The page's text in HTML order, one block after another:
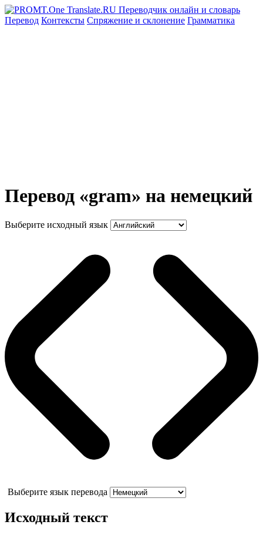
Перевод Контексты Спряжение и склонение Грамматика
Перевод «gram» на немецкий
Выберите исходный язык
Выберите язык перевода
Исходный текст